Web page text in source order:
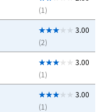
(1)
3.00
(2)
3.00
(1)
3.00
(1)